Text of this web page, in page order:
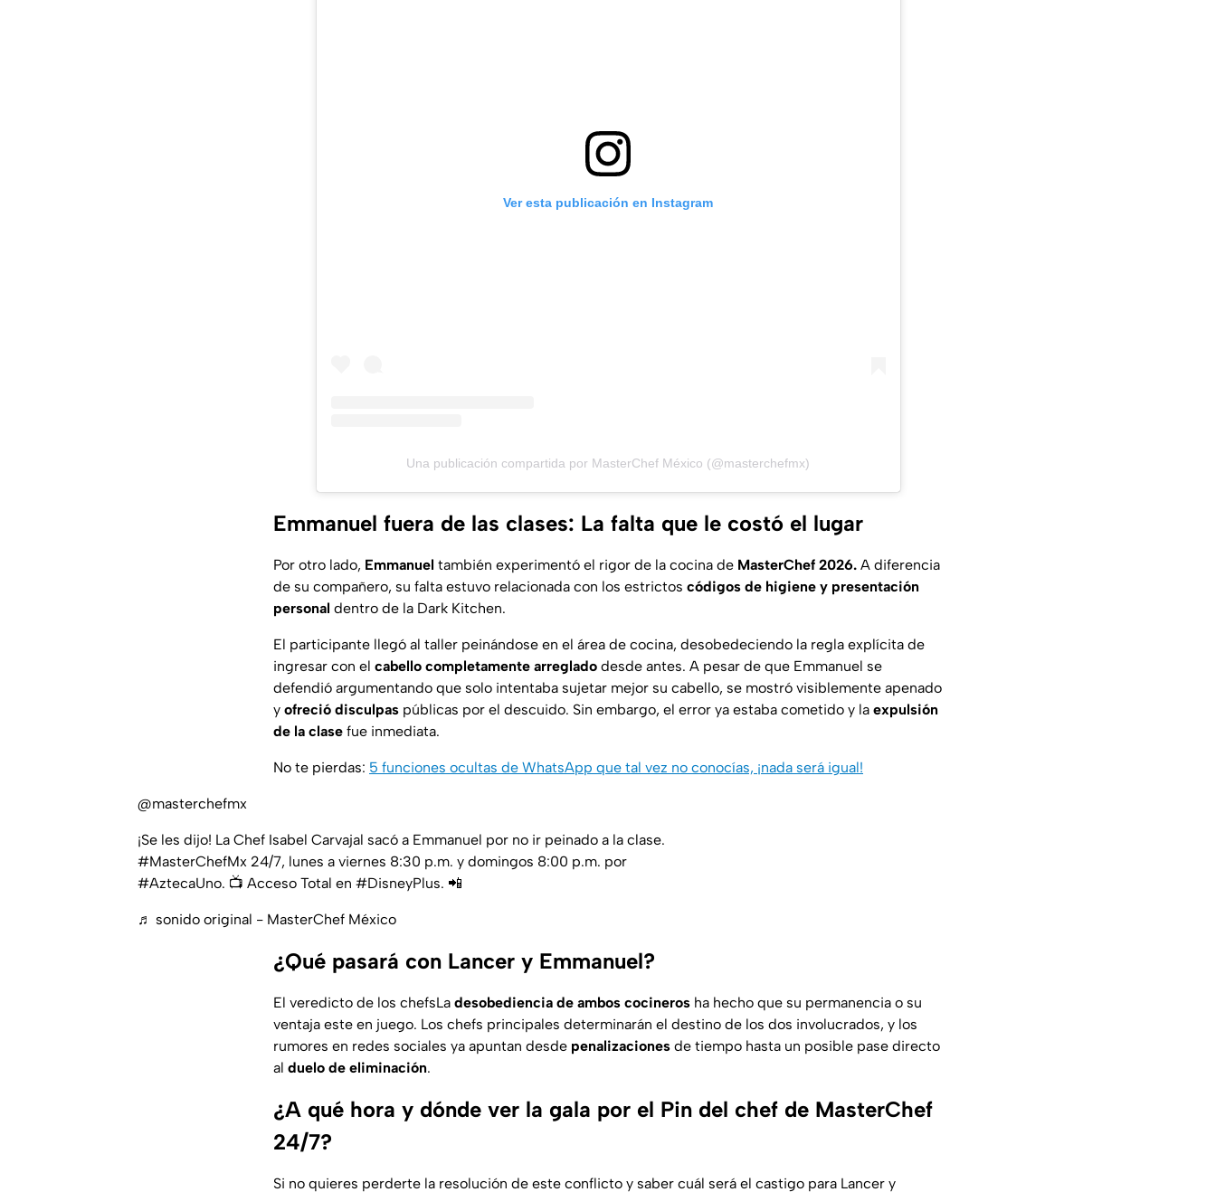
Ver esta publicación en Instagram
Una publicación compartida por MasterChef México (@masterchefmx)
Emmanuel fuera de las clases: La falta que le costó el lugar
Por otro lado, Emmanuel también experimentó el rigor de la cocina de MasterChef 2026. A diferencia
de su compañero, su falta estuvo relacionada con los estrictos códigos de higiene y presentación
personal dentro de la Dark Kitchen.
El participante llegó al taller peinándose en el área de cocina, desobedeciendo la regla explícita de
ingresar con el cabello completamente arreglado desde antes. A pesar de que Emmanuel se
defendió argumentando que solo intentaba sujetar mejor su cabello, se mostró visiblemente apenado
y ofreció disculpas públicas por el descuido. Sin embargo, el error ya estaba cometido y la expulsión
de la clase fue inmediata.
No te pierdas: 5 funciones ocultas de WhatsApp que tal vez no conocías, ¡nada será igual!
@masterchefmx
¡Se les dijo! La Chef Isabel Carvajal sacó a Emmanuel por no ir peinado a la clase.
#MasterChefMx 24/7, lunes a viernes 8:30 p.m. y domingos 8:00 p.m. por
#AztecaUno. 📺⁣⁣ Acceso Total en #DisneyPlus. 📲
♬ sonido original - MasterChef México
¿Qué pasará con Lancer y Emmanuel?
El veredicto de los chefsLa desobediencia de ambos cocineros ha hecho que su permanencia o su
ventaja este en juego. Los chefs principales determinarán el destino de los dos involucrados, y los
rumores en redes sociales ya apuntan desde penalizaciones de tiempo hasta un posible pase directo
al duelo de eliminación.
¿A qué hora y dónde ver la gala por el Pin del chef de MasterChef
24/7?
Si no quieres perderte la resolución de este conflicto y saber cuál será el castigo para Lancer y